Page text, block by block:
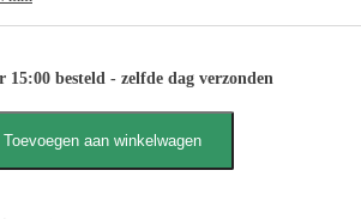
15:00 besteld - zelfde dag verzonden
Toevoegen aan winkelwagen